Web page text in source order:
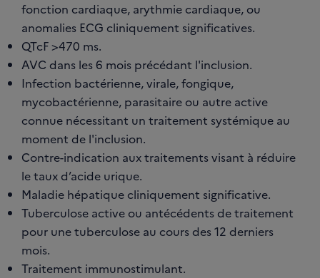
fonction cardiaque, arythmie cardiaque, ou
anomalies ECG cliniquement significatives.
QTcF >470 ms.
AVC dans les 6 mois précédant l'inclusion.
Infection bactérienne, virale, fongique,
mycobactérienne, parasitaire ou autre active
connue nécessitant un traitement systémique au
moment de l'inclusion.
Contre-indication aux traitements visant à réduire
le taux d’acide urique.
Maladie hépatique cliniquement significative.
Tuberculose active ou antécédents de traitement
pour une tuberculose au cours des 12 derniers
mois.
Traitement immunostimulant.